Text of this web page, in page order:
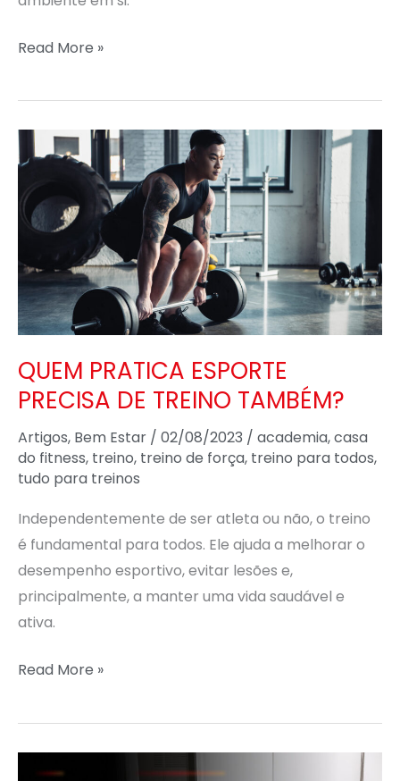
Read More »
QUEM PRATICA ESPORTE
PRECISA DE TREINO TAMBÉM?
Artigos, Bem Estar / 02/08/2023 / academia,casa
do fitness, treino, treino de força, treino para todos,
tudo para treinos
Independentemente de ser atleta ou não, o treino
é fundamental para todos. Ele ajuda a melhorar o
desempenho esportivo, evitar lesões e,
principalmente, a manter uma vida saudável e
ativa.
QUEM
PRATICA
ESPORTE
PRECISA
TREINO
TAMBÉM?
Read More »